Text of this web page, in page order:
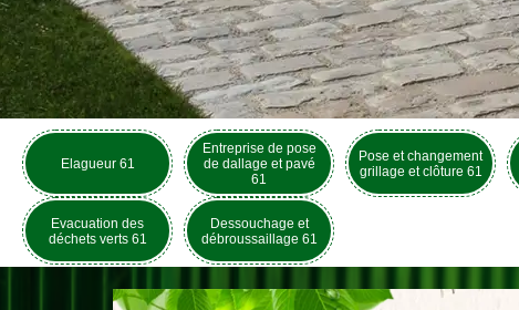
Elagueur 61
Entreprise de pose
de dallage et pavé
61
Pose et changement
grillage et clôture 61
Evacuation des
déchets verts 61
Dessouchage et
débroussaillage 61